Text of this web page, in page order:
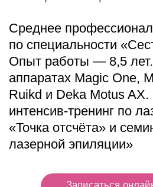
+7 901 349 62 49
Приходите с 10:00 до 22:00 без
выходных
Бесплатные парковки во всех
пространствах
EST.EPIL Pink (Розовый)
Москва, Голиковский переулок, д. 8
EST.EPIL Black (Черный)
Москва, Васильевская улица, д. 2к1